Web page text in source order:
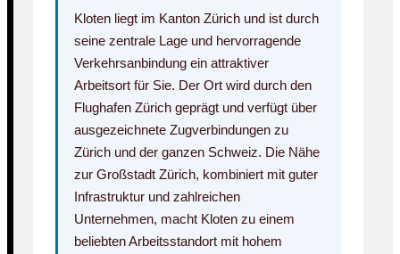
Kloten liegt im Kanton Zürich und ist durch
seine zentrale Lage und hervorragende
Verkehrsanbindung ein attraktiver
Arbeitsort für Sie. Der Ort wird durch den
Flughafen Zürich geprägt und verfügt über
ausgezeichnete Zugverbindungen zu
Zürich und der ganzen Schweiz. Die Nähe
zur Großstadt Zürich, kombiniert mit guter
Infrastruktur und zahlreichen
Unternehmen, macht Kloten zu einem
beliebten Arbeitsstandort mit hohem